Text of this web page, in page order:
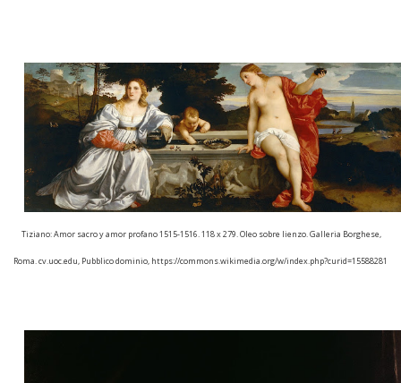
Tiziano: Amor sacro y amor profano 1515-1516. 118 x 279. Oleo sobre lienzo. Galleria Borghese,
Roma. cv.uoc.edu, Pubblico dominio, https://commons.wikimedia.org/w/index.php?curid=15588281